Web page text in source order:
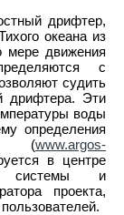
дрифтер,
океана из
мере движения
с
судить
дрифтера. Эти
воды
определения
(www.argos-
в центре
системы и
проекта,